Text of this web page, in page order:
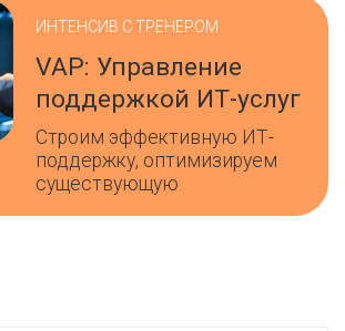
ИНТЕНСИВ С ТРЕНЕРОМ
VAP: Управление
поддержкой ИТ-услуг
Строим эффективную ИТ-
поддержку, оптимизируем
существующую